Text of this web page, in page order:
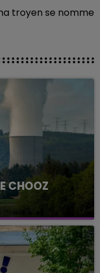
troyen se nomme
CHOOZ
centrale
Une situation
qui est toujours